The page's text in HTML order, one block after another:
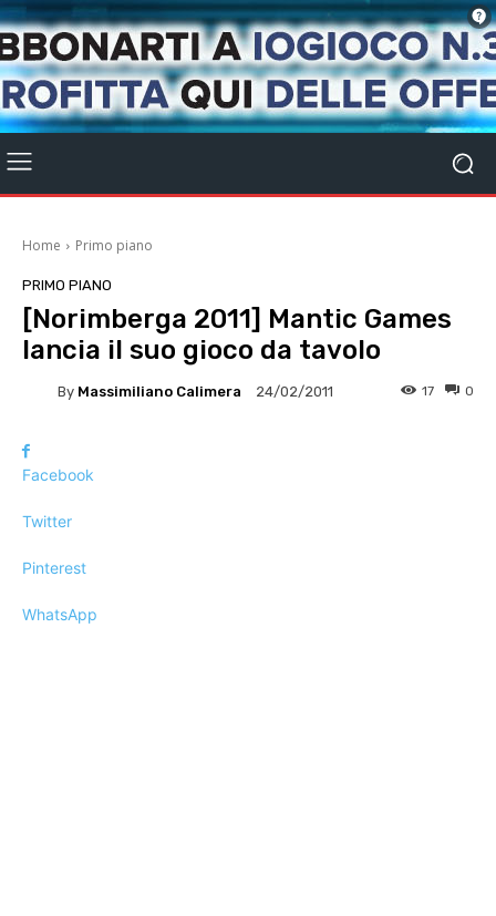
Home Primo piano
PRIMO PIANO
[Norimberga 2011] Mantic Games
lancia il suo gioco da tavolo
By Massimiliano Calimera 24/02/2011 0
17
Facebook
Twitter
Pinterest
WhatsApp